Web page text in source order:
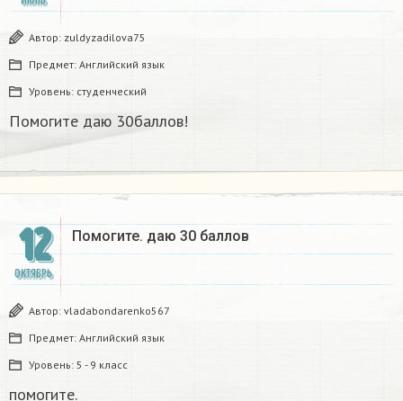
Автор: zuldyzadilova75
Предмет: Английский язык
Уровень: студенческий
Помогите даю 30баллов!​
12
ОКТЯБРЬ
Помогите. даю 30 баллов​
Автор: vladabondarenko567
Предмет: Английский язык
Уровень: 5 - 9 класс
помогите.